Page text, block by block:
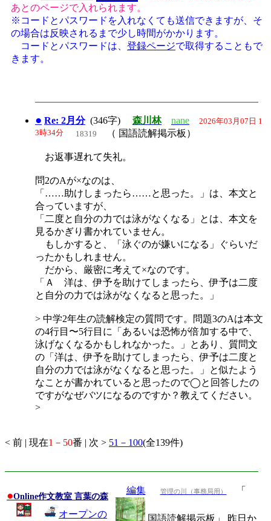
あとのページで入れられます。
※コードとパスワードを入れなくても送信できますが、そ
の場合は反映されるまで少し時間がかかります。
コードとパスワードは、 登録ページで取得することもで
きます。
● Re: 2月分(346字) 森川林 nane 2026年03月07日 1
3時34分 18319 （ 国語読解掲示板）
お返事遅れて失礼。
問2のAが×なのは、
「……助けしまったら……と思った。」は、本文と
合っていますが、
「二度と自分の力では泳がなくなる」とは、本文を
見るかぎり書かれていません。
もしかすると、「泳ぐのが嫌いになる」ぐらいだ
ったかもしれません。
だから、厳密に考えて×なのです。
「Ａ 洋は、伊予を助けてしまったら、伊予は二度
と自分の力では泳がなくなると思った。」
> 中学2年生の読解検定の質問です。問題3のAは本文
の4行目〜5行目に「あるいは恐怖が倍加する中で、
泳げなくなるかもしれなかった。」とあり、質問文
の「洋は、伊予を助けてしまったら、伊予は二度と
自分の力では泳がなくなると思った。」と似たよう
なことが書かれていると思ったので◯と回答したの
ですがなぜバツになるのですか？教えてください。
>
< 前 | 現在1－50番 | 次 > 51－100(全139件)
●Online作文教室 言葉の森
オープンの
編集 管理の川（事務局用） 「
国語読解掲示板」 昨日か